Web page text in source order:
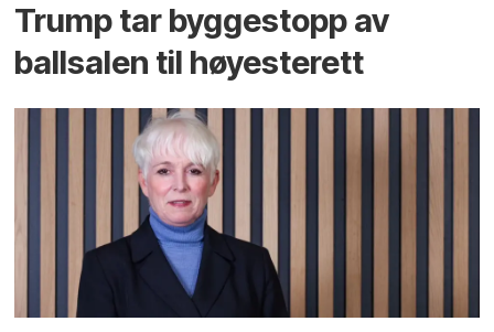
Trump tar byggestopp av
ballsalen til høyesterett